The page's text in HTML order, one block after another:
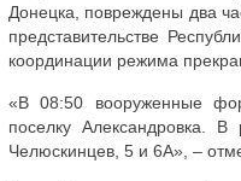
Донецка, повреждены два
представительстве
координации режима
«В 08:50 вооруженные
поселку Александровка.
Челюскинцев, 5 и 6А», –